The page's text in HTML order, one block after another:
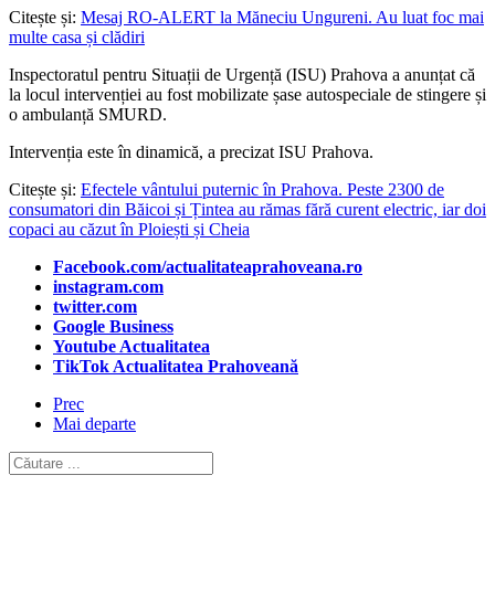
Citește și: Mesaj RO-ALERT la Măneciu Ungureni. Au luat foc mai
multe casa și clădiri
Inspectoratul pentru Situații de Urgență (ISU) Prahova a anunțat că
la locul intervenției au fost mobilizate șase autospeciale de stingere și
o ambulanță SMURD.
Intervenția este în dinamică, a precizat ISU Prahova.
Citește și: Efectele vântului puternic în Prahova. Peste 2300 de
consumatori din Băicoi și Țintea au rămas fără curent electric, iar doi
copaci au căzut în Ploiești și Cheia
Facebook.com/actualitateaprahoveana.ro
instagram.com
twitter.com
Google Business
Youtube Actualitatea
TikTok Actualitatea Prahoveană
Prec
Mai departe